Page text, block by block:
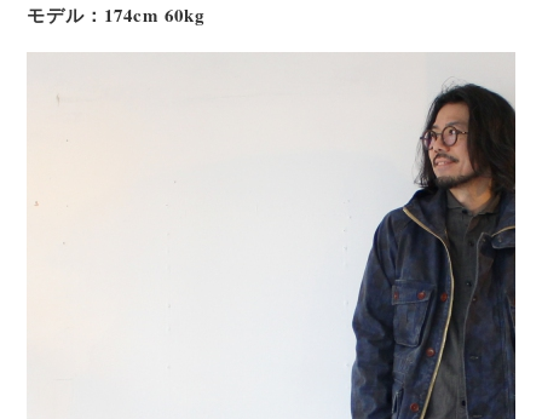
モデル：174cm 60kg